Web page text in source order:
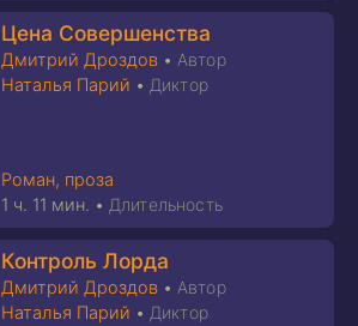
Цена Совершенства
Дмитрий Дроздов • Автор
Наталья Парий • Диктор
Роман, проза
1 ч. 11 мин. • Длительность
Контроль Лорда
Дмитрий Дроздов • Автор
Наталья Парий • Диктор